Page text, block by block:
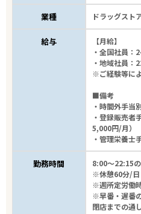
業種 ドラッグスト
給与
【月給】
・全国社員：
・地域社員：
※ご経験等に
■備考
・時間外手当
・登録販売者
5,000円/月）
・管理栄養士
勤務時間
8:00～22:15
※休憩60分/日
※週所定労働
※早番・遅番
閉店までの通